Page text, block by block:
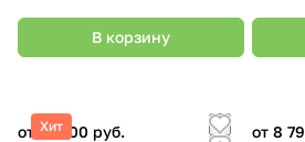
В корзину
Хит
от 33 700 руб.
от 8